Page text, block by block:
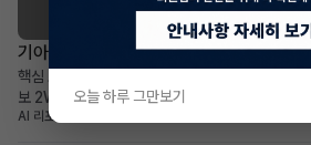
기아 더 뉴셀토스 장기렌트 승계
핵심 요약 차량+계약형태: 신차급 기아 더 뉴셀
보 2WD 프레스티지, 장기렌트 승계 월납입금+
2030년 12월까지 (총 60개월) 가장 두드러진 메
AI 리포터 엘리
오늘 하루 그만보기